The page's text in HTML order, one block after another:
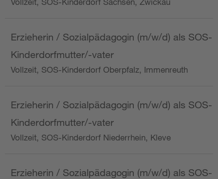
Erzieherin / Sozialpädagogin (m/w/d) als SOS-
Kinderdorfmutter/-vater
Vollzeit, SOS-Kinderdorf Oberpfalz, Immenreuth
Erzieherin / Sozialpädagogin (m/w/d) als SOS-
Kinderdorfmutter/-vater
Vollzeit, SOS-Kinderdorf Niederrhein, Kleve
Erzieherin / Sozialpädagogin (m/w/d) als SOS-